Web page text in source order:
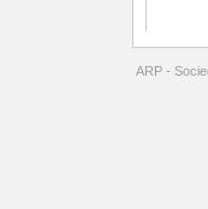
ARP -